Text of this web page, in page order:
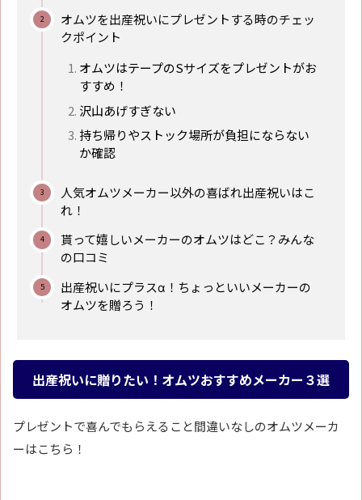
オムツを出産祝いにプレゼントする時のチェッ
クポイント
オムツはテープのSサイズをプレゼントがお
すすめ！
沢山あげすぎない
持ち帰りやストック場所が負担にならない
か確認
人気オムツメーカー以外の喜ばれ出産祝いはこ
れ！
貰って嬉しいメーカーのオムツはどこ？みんな
の口コミ
出産祝いにプラスα！ちょっといいメーカーの
オムツを贈ろう！
出産祝いに贈りたい！オムツおすすめメーカー３選
プレゼントで喜んでもらえること間違いなしのオムツメーカ
ーはこちら！